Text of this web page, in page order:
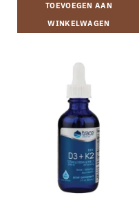
TOEVOEGEN AAN
WINKELWAGEN